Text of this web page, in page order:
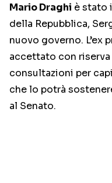
Mario Draghi è stato
della Repubblica,
nuovo governo. L’ex
accettato con
consultazioni per
che lo potrà
al Senato.